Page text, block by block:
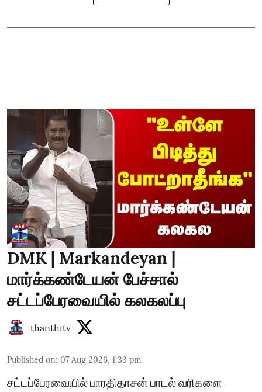
DMK | Markandeyan |
மார்க்கண்டேயன் பேச்சால்
சட்டப்பேரவையில் கலகலப்பு
thanthitv
Published on: 07 Aug 2026, 1:33 pm
சட்டப்பேரவையில் பாரதிதாசன் பாடல் வரிகளை